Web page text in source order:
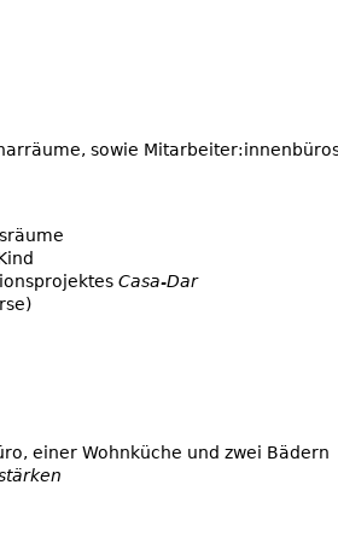
sowie
Casa-Dar
einer Wohnküche und zwei Bädern